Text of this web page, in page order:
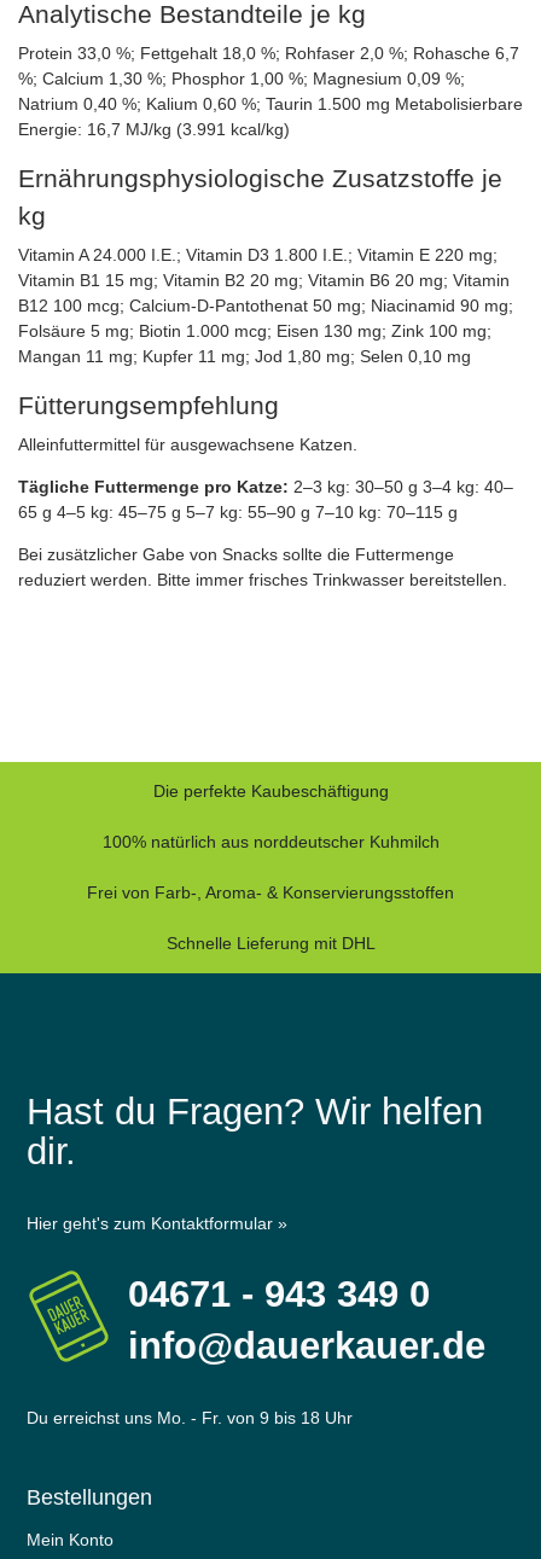
Analytische Bestandteile je kg
Protein 33,0 %; Fettgehalt 18,0 %; Rohfaser 2,0 %; Rohasche 6,7
%; Calcium 1,30 %; Phosphor 1,00 %; Magnesium 0,09 %;
Natrium 0,40 %; Kalium 0,60 %; Taurin 1.500 mg Metabolisierbare
Energie: 16,7 MJ/kg (3.991 kcal/kg)
Ernährungsphysiologische Zusatzstoffe je
kg
Vitamin A 24.000 I.E.; Vitamin D3 1.800 I.E.; Vitamin E 220 mg;
Vitamin B1 15 mg; Vitamin B2 20 mg; Vitamin B6 20 mg; Vitamin
B12 100 mcg; Calcium‑D‑Pantothenat 50 mg; Niacinamid 90 mg;
Folsäure 5 mg; Biotin 1.000 mcg; Eisen 130 mg; Zink 100 mg;
Mangan 11 mg; Kupfer 11 mg; Jod 1,80 mg; Selen 0,10 mg
Fütterungsempfehlung
Alleinfuttermittel für ausgewachsene Katzen.
Tägliche Futtermenge pro Katze: 2–3 kg: 30–50 g 3–4 kg: 40–
65 g 4–5 kg: 45–75 g 5–7 kg: 55–90 g 7–10 kg: 70–115 g
Bei zusätzlicher Gabe von Snacks sollte die Futtermenge
reduziert werden. Bitte immer frisches Trinkwasser bereitstellen.
Die perfekte Kaubeschäftigung
100% natürlich aus norddeutscher Kuhmilch
Frei von Farb-, Aroma- & Konservierungsstoffen
Schnelle Lieferung mit DHL
Hast du Fragen? Wir helfen
dir.
Hier geht's zum Kontaktformular »
04671 - 943 349 0
info@dauerkauer.de
Du erreichst uns Mo. - Fr. von 9 bis 18 Uhr
Bestellungen
Mein Konto